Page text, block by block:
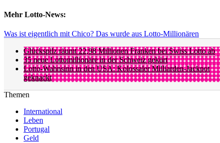
Mehr Lotto-News:
Was ist eigentlich mit Chico? Das wurde aus Lotto-Millionären
Glückspilz räumt 22,98 Millionen Franken bei Swiss Lotto ab
35 neue Lottomillionäre in der Schweiz gekürt
Lotto-Wahnsinn in den USA: Kolossaler Milliarden-Jackpot
geknackt
Themen
International
Leben
Portugal
Geld